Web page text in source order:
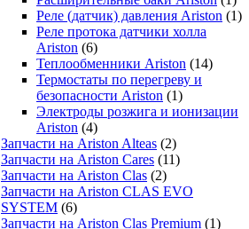
Реле (датчик) давления Ariston (1)
Реле протока датчики холла
Ariston (6)
Теплообменники Ariston (14)
Термостаты по перегреву и
безопасности Ariston (1)
Электроды розжига и ионизации
Ariston (4)
Запчасти на Ariston Alteas (2)
Запчасти на Ariston Cares (11)
Запчасти на Ariston Clas (2)
Запчасти на Ariston CLAS EVO
SYSTEM (6)
Запчасти на Ariston Clas Premium (1)